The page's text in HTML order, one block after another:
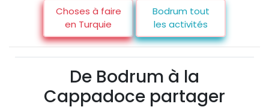
Choses à faire
en Turquie
Bodrum tout
les activités
De Bodrum à la
Cappadoce partager